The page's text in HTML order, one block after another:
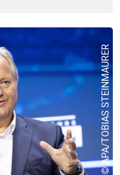
© APA/TOBIAS STEINMAURER